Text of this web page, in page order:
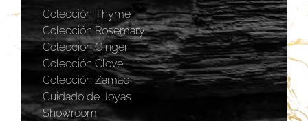
Colección Thyme
Colección Rosemary
Coleccion Ginger
Colección Clove
Colección Zamac
Cuidado de Joyas
Showroom